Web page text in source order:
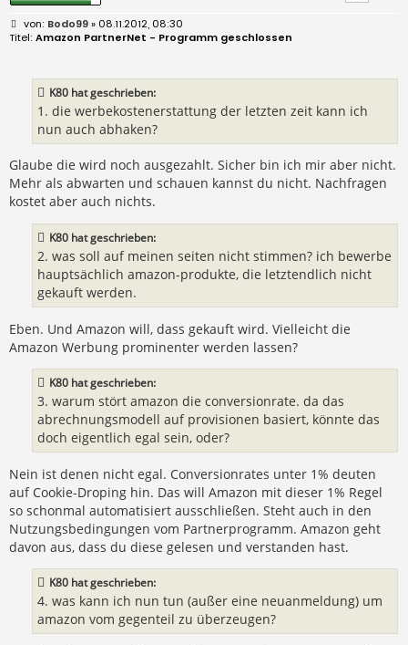
B
e
Bodo99» 08.11.2012, 08:30
Amazon PartnerNet - Programm geschlossen
K80 hat geschrieben:
1. die werbekostenerstattung der letzten zeit kann ich
nun auch abhaken?
Glaube die wird noch ausgezahlt. Sicher bin ich mir aber nicht.
Mehr als abwarten und schauen kannst du nicht. Nachfragen
kostet aber auch nichts.
K80 hat geschrieben:
2. was soll auf meinen seiten nicht stimmen? ich bewerbe
hauptsächlich amazon-produkte, die letztendlich nicht
gekauft werden.
Eben. Und Amazon will, dass gekauft wird. Vielleicht die
Amazon Werbung prominenter werden lassen?
K80 hat geschrieben:
3. warum stört amazon die conversionrate. da das
abrechnungsmodell auf provisionen basiert, könnte das
doch eigentlich egal sein, oder?
Nein ist denen nicht egal. Conversionrates unter 1% deuten
auf Cookie-Droping hin. Das will Amazon mit dieser 1% Regel
so schonmal automatisiert ausschließen. Steht auch in den
Nutzungsbedingungen vom Partnerprogramm. Amazon geht
davon aus, dass du diese gelesen und verstanden hast.
K80 hat geschrieben:
4. was kann ich nun tun (außer eine neuanmeldung) um
amazon vom gegenteil zu überzeugen?